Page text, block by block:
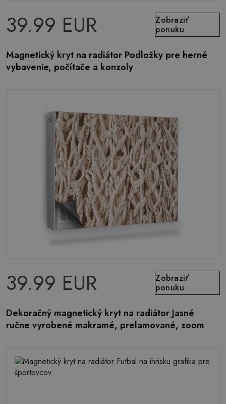
39.99 EUR
Zobraziť
ponuku
Magnetický kryt na radiátor Podložky pre herné
vybavenie, počítače a konzoly
39.99 EUR
Zobraziť
ponuku
Dekoračný magnetický kryt na radiátor Jasné
ručne vyrobené makramé, prelamované, zoom